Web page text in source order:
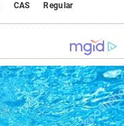
CAS Regular